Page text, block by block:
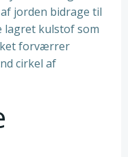
jorden bidrage til
lagret kulstof som
forværrer
cirkel af